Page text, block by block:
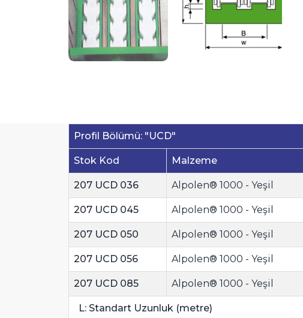
Profil Bölümü: "UCD"
Stok Kod Malzeme
207 UCD 036 Alpolen® 1000 - Yeşil
207 UCD 045 Alpolen® 1000 - Yeşil
207 UCD 050 Alpolen® 1000 - Yeşil
207 UCD 056 Alpolen® 1000 - Yeşil
207 UCD 085 Alpolen® 1000 - Yeşil
L: Standart Uzunluk (metre)